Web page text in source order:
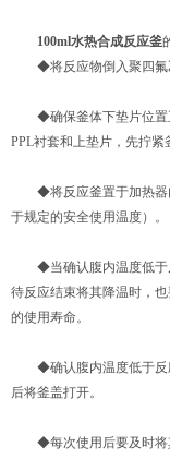
100ml水热合成反应釜
◆将反应物倒入聚四氟乙
◆确保釜体下垫片位置
PPL衬套和上垫片，先拧紧
◆将反应釜置于加热器
于规定的安全使用温度）。
◆当确认腹内温度低于反
待反应结束将其降温时，
的使用寿命。
◆确认腹内温度低于反
后将釜盖打开。
◆每次使用后要及时将